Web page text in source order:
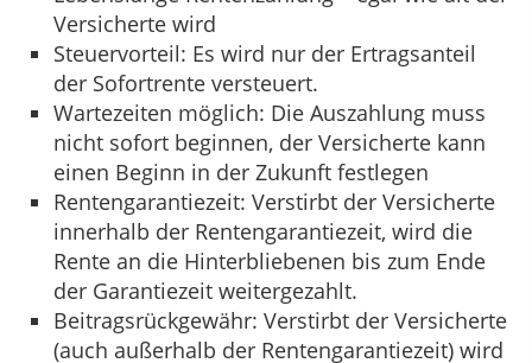
Versicherte wird
Steuervorteil: Es wird nur der Ertragsanteil
der Sofortrente versteuert.
Wartezeiten möglich: Die Auszahlung muss
nicht sofort beginnen, der Versicherte kann
einen Beginn in der Zukunft festlegen
Rentengarantiezeit: Verstirbt der Versicherte
innerhalb der Rentengarantiezeit, wird die
Rente an die Hinterbliebenen bis zum Ende
der Garantiezeit weitergezahlt.
Beitragsrückgewähr: Verstirbt der Versicherte
(auch außerhalb der Rentengarantiezeit) wird